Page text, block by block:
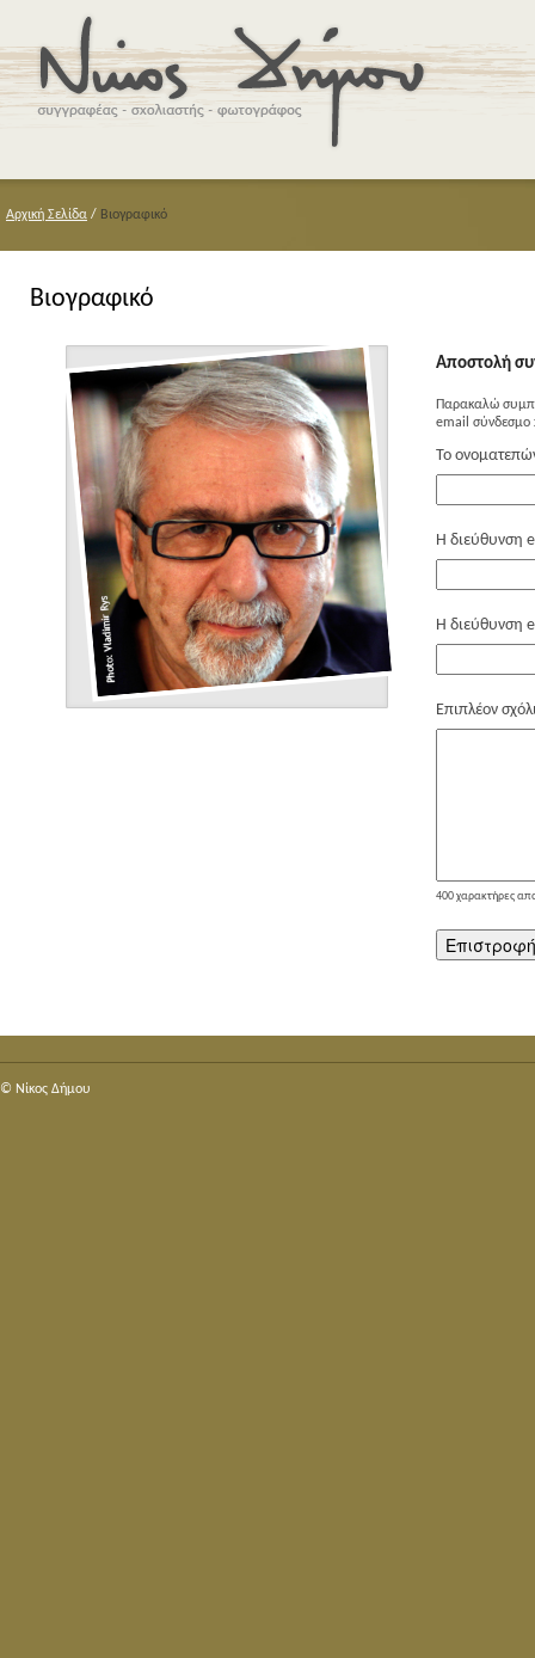
Αρχική Σελίδα / Βιογραφικό
Βιογραφικό
Αποστολή
Παρακαλώ
email σύνδεσμο
Το
Η διεύθυνση
Η διεύθυνση
Επιπλέον
400χαρακτήρες
© Nίκος Δήμου